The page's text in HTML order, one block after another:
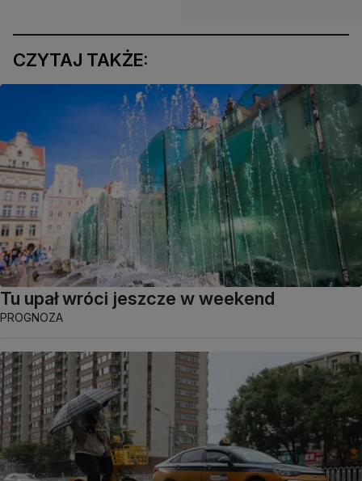
CZYTAJ TAKŻE:
Tu upał wróci jeszcze w weekend
PROGNOZA